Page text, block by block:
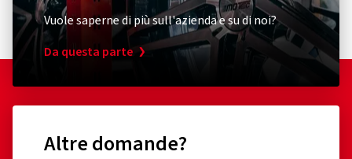
Vuole saperne di più sull'azienda e su di noi?
Da questa parte
Altre domande?